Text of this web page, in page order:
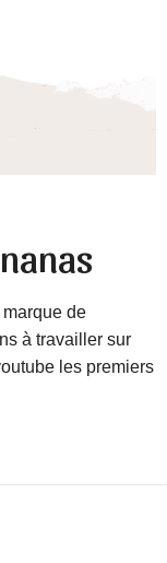
de
à travailler sur
les premiers